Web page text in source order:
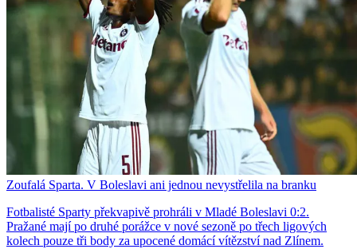
Zoufalá Sparta. V Boleslavi ani jednou nevystřelila na branku
Fotbalisté Sparty překvapivě prohráli v Mladé Boleslavi 0:2.
Pražané mají po druhé porážce v nové sezoně po třech ligových
kolech pouze tři body za upocené domácí vítězství nad Zlínem.